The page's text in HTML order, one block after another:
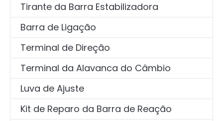
Tirante da Barra Estabilizadora
Barra de Ligação
Terminal de Direção
Terminal da Alavanca do Câmbio
Luva de Ajuste
Kit de Reparo da Barra de Reação